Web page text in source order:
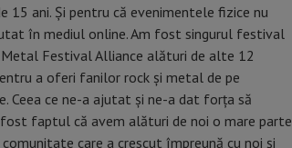
ani. Și pentru că evenimentele fizice nu
în mediul online. Am fost singurul festival
Festival Alliance alături de alte 12
a oferi fanilor rock și metal de pe
Ceea ce ne-a ajutat și ne-a dat forța să
faptul că avem alături de noi o mare parte
care a crescut împreună cu noi și